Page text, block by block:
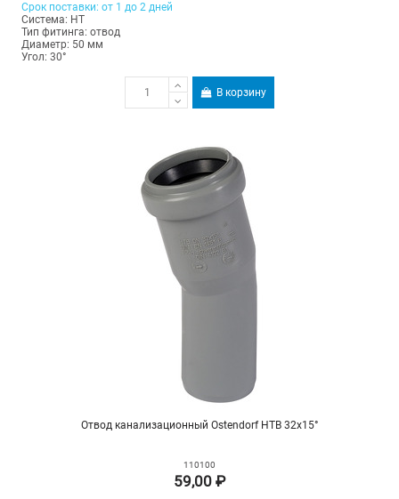
Срок поставки: от 1 до 2 дней
Система: HT
Тип фитинга: отвод
Диаметр: 50 мм
Угол: 30°
В корзину
Отвод канализационный Ostendorf HTB 32х15°
110100
59,00 ₽